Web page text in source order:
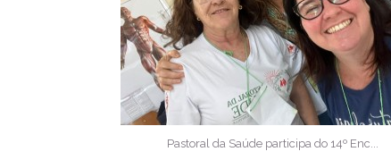
Pastoral da Saúde participa do 14º Enc...